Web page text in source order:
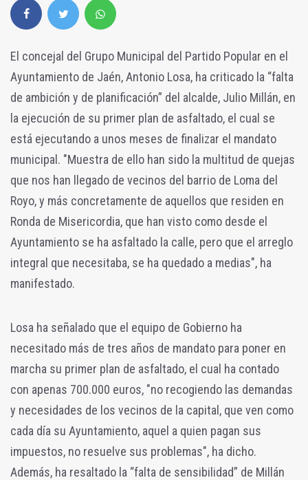
El concejal del Grupo Municipal del Partido Popular en el
Ayuntamiento de Jaén, Antonio Losa, ha criticado la “falta
de ambición y de planificación” del alcalde, Julio Millán, en
la ejecución de su primer plan de asfaltado, el cual se
está ejecutando a unos meses de finalizar el mandato
municipal. "Muestra de ello han sido la multitud de quejas
que nos han llegado de vecinos del barrio de Loma del
Royo, y más concretamente de aquellos que residen en
Ronda de Misericordia, que han visto como desde el
Ayuntamiento se ha asfaltado la calle, pero que el arreglo
integral que necesitaba, se ha quedado a medias", ha
manifestado.
Losa ha señalado que el equipo de Gobierno ha
necesitado más de tres años de mandato para poner en
marcha su primer plan de asfaltado, el cual ha contado
con apenas 700.000 euros, "no recogiendo las demandas
y necesidades de los vecinos de la capital, que ven como
cada día su Ayuntamiento, aquel a quien pagan sus
impuestos, no resuelve sus problemas", ha dicho.
Además, ha resaltado la “falta de sensibilidad” de Millán